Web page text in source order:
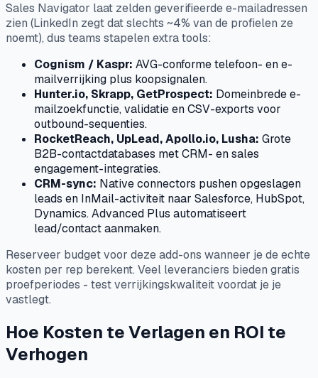
Sales Navigator laat zelden geverifieerde e-mailadressen
zien (LinkedIn zegt dat slechts ~4% van de profielen ze
noemt), dus teams stapelen extra tools:
Cognism / Kaspr: AVG-conforme telefoon- en e-
mailverrijking plus koopsignalen.
Hunter.io, Skrapp, GetProspect: Domeinbrede e-
mailzoekfunctie, validatie en CSV-exports voor
outbound-sequenties.
RocketReach, UpLead, Apollo.io, Lusha: Grote
B2B-contactdatabases met CRM- en sales
engagement-integraties.
CRM-sync: Native connectors pushen opgeslagen
leads en InMail-activiteit naar Salesforce, HubSpot,
Dynamics. Advanced Plus automatiseert
lead/contact aanmaken.
Reserveer budget voor deze add-ons wanneer je de echte
kosten per rep berekent. Veel leveranciers bieden gratis
proefperiodes - test verrijkingskwaliteit voordat je je
vastlegt.
Hoe Kosten te Verlagen en ROI te
Verhogen